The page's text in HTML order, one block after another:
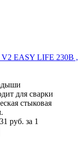
V2 EASY LIFE 230В ,
для сварки
стыковая
руб. за 1